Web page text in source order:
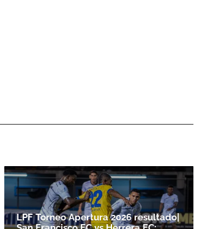
LPF Torneo Apertura 2026 resultado|